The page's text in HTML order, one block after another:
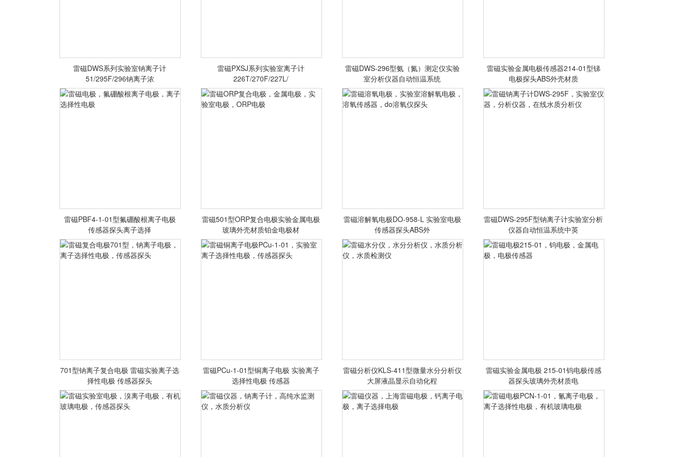
雷磁DWS系列实验室钠离子计
51/295F/296钠离子浓度检测仪
雷磁DWS系列实验室钠离子计
51/295F/296钠离子浓
雷磁PXSJ系列实验室离子计
226T/270F/227L/216F离子浓度检
测仪
雷磁PXSJ系列实验室离子计
226T/270F/227L/
雷磁仪器，实验室仪器，氨氮分析
仪，氨氮测定仪
雷磁DWS-296型氨（氮）测定仪实验
室分析仪器自动恒温系统
雷磁锑电极214-01型，实验室电
极，金属电极，电极探头
雷磁实验金属电极传感器214-01型锑
电极探头ABS外壳材质
雷磁电极，氟硼酸根离子电极，离
子选择性电极
雷磁PBF4-1-01型氟硼酸根离子电极
传感器探头离子选择
雷磁ORP复合电极，金属电极，实
验室电极，ORP电极
雷磁501型ORP复合电极实验金属电极
玻璃外壳材质铂金电极材
雷磁溶氧电极，实验室溶解氧电
极，溶氧传感器，do溶氧仪探头
雷磁溶解氧电极DO-958-L 实验室电极
传感器探头ABS外
雷磁钠离子计DWS-295F，实验室
仪器，分析仪器，在线水质分析仪
雷磁DWS-295F型钠离子计实验室分析
仪器自动恒温系统中英
雷磁复合电极701型，钠离子电极，
离子选择性电极，传感器探头
701型钠离子复合电极 雷磁实验离子选
择性电极 传感器探头
雷磁铜离子电极PCu-1-01，实验室
离子选择性电极，传感器探头
雷磁PCu-1-01型铜离子电极 实验离子
选择性电极 传感器
雷磁水分仪，水分分析仪，水质分
析仪，水质检测仪
雷磁分析仪KLS-411型微量水分分析仪
大屏液晶显示自动化程
雷磁电极215-01，钨电极，金属电
极，电极传感器
雷磁实验金属电极 215-01钨电极传感
器探头玻璃外壳材质电